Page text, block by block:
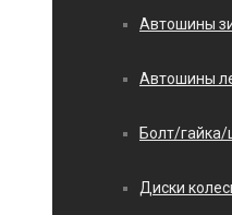
Автошины
Автошины
Болт/гайка/
Диски